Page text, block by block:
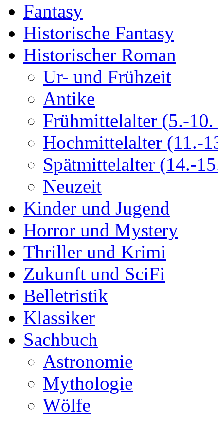
Fantasy
Historische Fantasy
Historischer Roman
Ur- und Frühzeit
Antike
Frühmittelalter (5.-10.
Hochmittelalter (11.-
Spätmittelalter (14.-
Neuzeit
Kinder und Jugend
Horror und Mystery
Thriller und Krimi
Zukunft und SciFi
Belletristik
Klassiker
Sachbuch
Astronomie
Mythologie
Wölfe